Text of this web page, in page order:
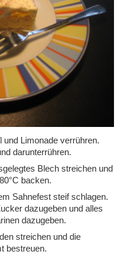
und Limonade verrühren.
darunterrühren.
Blech streichen und
backen.
Sahnefest steif schlagen.
dazugeben und alles
dazugeben.
streichen und die
bestreuen.